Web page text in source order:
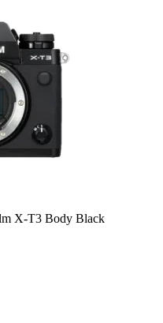
X-T3 Body Black